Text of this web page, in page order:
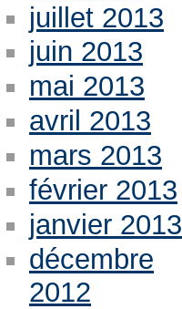
juillet 2013
juin 2013
mai 2013
avril 2013
mars 2013
février 2013
janvier 2013
décembre
2012